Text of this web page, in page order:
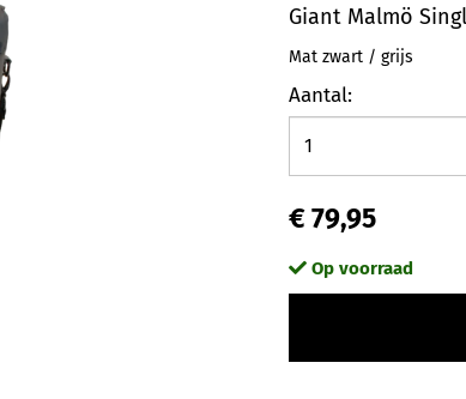
Giant Malmö
Mat zwart / grijs
Aantal:
€ 79,95
Op voorraad